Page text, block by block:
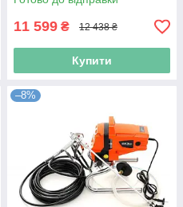
11 599 ₴ 12 438 ₴
Купити
–8%